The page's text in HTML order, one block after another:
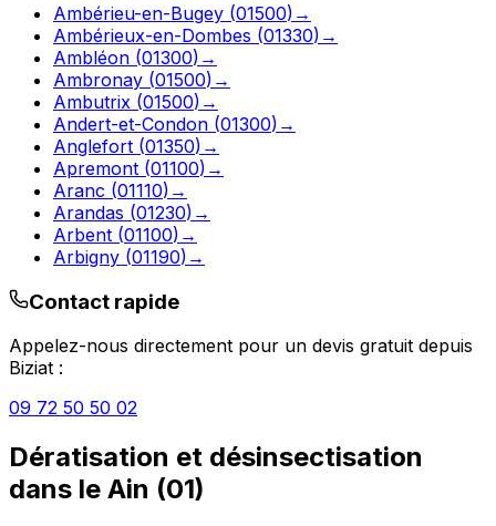
Ambérieu-en-Bugey (01500) →
Ambérieux-en-Dombes (01330) →
Ambléon (01300) →
Ambronay (01500) →
Ambutrix (01500) →
Andert-et-Condon (01300) →
Anglefort (01350) →
Apremont (01100) →
Aranc (01110) →
Arandas (01230) →
Arbent (01100) →
Arbigny (01190) →
Contact rapide
Appelez-nous directement pour un devis gratuit depuis
Biziat :
09 72 50 50 02
Dératisation et désinsectisation
dans le Ain (01)